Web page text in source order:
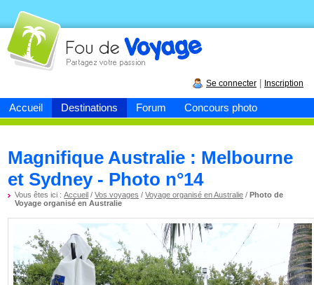
Accueil Destinations Forum Concours photo
Fou devoyage
Se connecter Inscription
Magnifique Australie : Melbourne
et Sydney - Photo n°14
Vous êtes ici :Accueil /Vos voyages /Voyage organisé en Australie /Photo de
Voyage organisé en Australie